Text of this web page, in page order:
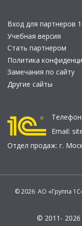
Вход для партнеров
Учебная версия
Стать партнером
Политика
Замечания по сайту
Другие сайты
Телефон:
Email:
Отдел продаж: г.
© 2026 АО «Группа
© 2011-